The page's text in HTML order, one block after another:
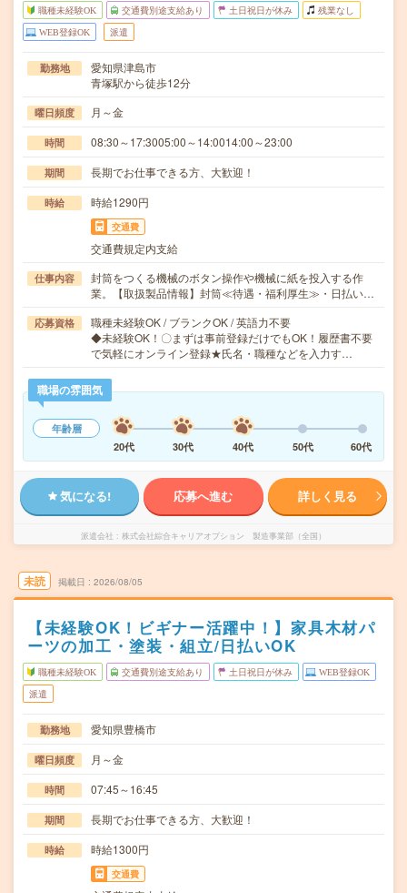
職種未経験OK 交通費別途支給あり 土日祝日が休み 残業なし
WEB登録OK 派遣
勤務地
愛知県津島市
青塚駅から徒歩12分
曜日頻度 月～金
時間 08:30～17:3005:00～14:0014:00～23:00
期間 長期でお仕事できる方、大歓迎！
時給 時給1290円
交通費
交通費規定内支給
仕事内容
封筒をつくる機械のボタン操作や機械に紙を投入する作
業。【取扱製品情報】封筒≪待遇・福利厚生≫・日払い…
応募資格
職種未経験OK / ブランクOK / 英語力不要
◆未経験OK！〇まずは事前登録だけでもOK！履歴書不要
で気軽にオンライン登録★氏名・職種などを入力す…
職場の雰囲気
年齢層
20代
30代 40代 50代 60代
気になる! 応募へ進む 詳しく見る
派遣会社 株式会社綜合キャリアオプション 製造事業部（全国）
未読 掲載日 2026/08/05
【未経験OK！ビギナー活躍中！】家具木材パ
ーツの加工・塗装・組立/日払いOK
職種未経験OK 交通費別途支給あり 土日祝日が休み WEB登録OK
派遣
勤務地 愛知県豊橋市
曜日頻度 月～金
時間 07:45～16:45
期間 長期でお仕事できる方、大歓迎！
時給 時給1300円
交通費